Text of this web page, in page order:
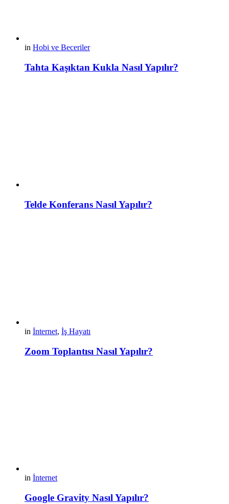
in Hobi ve Beceriler
Tahta Kaşıktan Kukla Nasıl Yapılır?
Telde Konferans Nasıl Yapılır?
in İnternet, İş Hayatı
Zoom Toplantısı Nasıl Yapılır?
in İnternet
Google Gravity Nasıl Yapılır?